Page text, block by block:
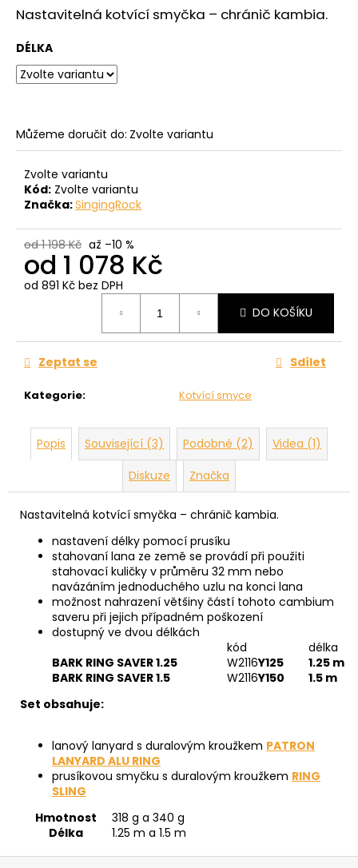
z
5
hvězdiček.
Nastavitelná kotvící smyčka – chránič kambia.
DÉLKA
Můžeme doručit do: Zvolte variantu
Zvolte variantu
Kód: Zvolte variantu
Značka:SingingRock
od 1 198 Kč až –10 %
od 1 078 Kč
od 891 Kč bez DPH
DO KOŠÍKU
Kategorie: Kotvící smyce
Zeptat se Sdílet
Popis Související (3) Podobné (2)
Videa (1)
Diskuze
Značka
Nastavitelná kotvící smyčka – chránič kambia.
nastavení délky pomocí prusíku
stahovaní lana ze země se provádí při použiti
stahovací kuličky v průměru 32 mm nebo
navázáním jednoduchého uzlu na konci lana
možnost nahrazení většiny částí tohoto cambium
saveru při jejich případném poškození
dostupný ve dvou délkách
kód
délka
BARK RING SAVER 1.25
W2116Y125
1.25 m
BARK RING SAVER 1.5
W2116Y150
1.5 m
Set obsahuje:
lanový lanyard s duralovým kroužkem PATRON
LANYARD ALU RING
prusíkovou smyčku s duralovým kroužkem RING
SLING
Hmotnost
318 g a 340 g
Délka
1.25 m a 1.5 m
u
e
m
e